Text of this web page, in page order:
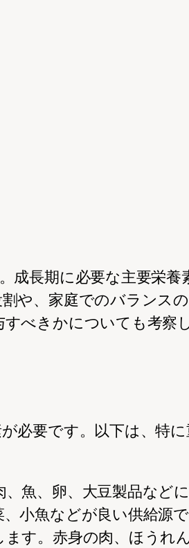
長期に必要な主要栄養
や、家庭でのバランス
べきかについても考察し
必要です。以下は、特
魚、卵、大豆製品など
小魚などが良い供給源で
す。赤身の肉、ほうれ